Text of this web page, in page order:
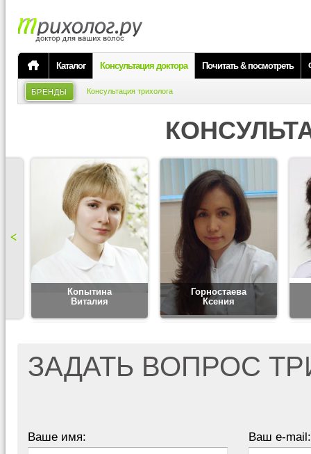
Каталог Консультация доктора Почитать & посмотреть
БРЕНДЫ Консультация трихолога
Копытина
Виталия
Горностаева
Ксения
ЗАДАТЬ ВОПРОС
Ваше имя: Ваш e-mail: